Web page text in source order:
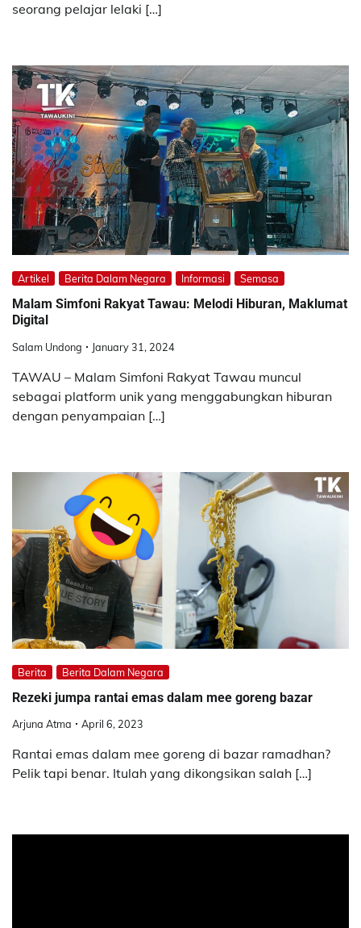
seorang pelajar lelaki […]
Artikel Berita Dalam Negara Informasi Semasa
Malam Simfoni Rakyat Tawau: Melodi Hiburan, Maklumat
Digital
Salam Undong January 31, 2024
TAWAU – Malam Simfoni Rakyat Tawau muncul
sebagai platform unik yang menggabungkan hiburan
dengan penyampaian […]
Berita Berita Dalam Negara
Rezeki jumpa rantai emas dalam mee goreng bazar
Arjuna Atma April 6, 2023
Rantai emas dalam mee goreng di bazar ramadhan?
Pelik tapi benar. Itulah yang dikongsikan salah […]